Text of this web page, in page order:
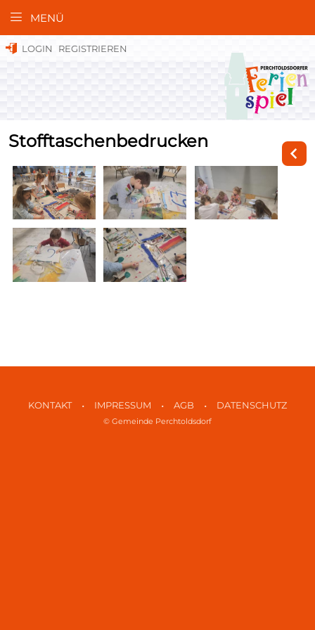
MENÜ
LOGIN REGISTRIEREN
Stofftaschenbedrucken
KONTAKT • IMPRESSUM • AGB • DATENSCHUTZ
© Gemeinde Perchtoldsdorf